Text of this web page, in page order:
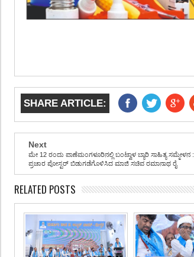
SHARE ARTICLE:
Next
ಮೇ 12 ರಂದು ಪಾಣೆಮಂಗಳೂರಿನಲ್ಲಿ ಬಂಟ್ವಾಳ ಬ್ಯಾರಿ ಸಾಹಿತ್ಯ ಸಮ್ಮೇಳನ :
ಪ್ರಚಾರ ಪೋಸ್ಟರ್ ಬಿಡುಗಡೆಗೊಳಿಸಿದ ಮಾಜಿ ಸಚಿವ ರಮಾನಾಥ ರೈ
RELATED POSTS